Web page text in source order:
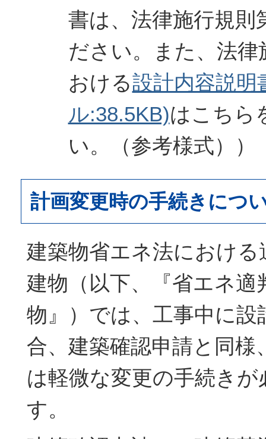
書は、法律施行規則
ださい。また、法律
おける設計内容説明
ル:38.5KB)はこちら
い。（参考様式））
計画変更時の手続きにつ
建築物省エネ法におけ
建物（以下、『省エネ適
物』）では、工事中に設
合、建築確認申請と同様
は軽微な変更の手続き
す。